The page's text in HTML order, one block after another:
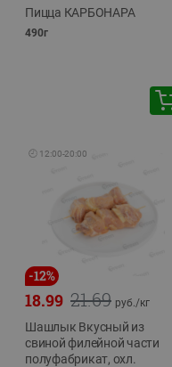
Пицца КАРБОНАРА
490г
🕘 12:00-20:00
-12%
21.69
18.99 руб./кг
Шашлык Вкусный из
свиной филейной части
полуфабрикат, охл.